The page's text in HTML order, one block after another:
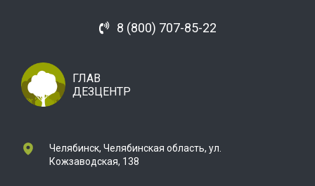
8 (800) 707-85-22
ГЛАВ
ДЕЗЦЕНТР
Челябинск, Челябинская область, ул.
Кожзаводская, 138